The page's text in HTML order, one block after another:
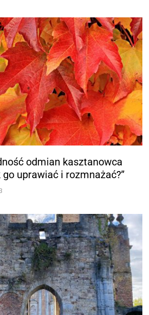
odmian kasztanowca
uprawiać i rozmnażać?”